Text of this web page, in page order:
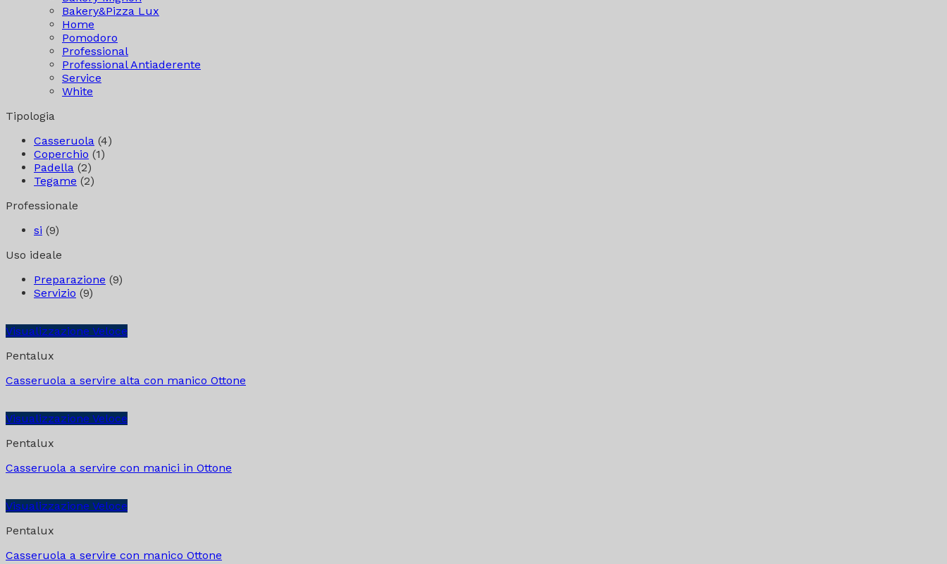
Bakery&Pizza Lux
Home
Pomodoro
Professional
Professional Antiaderente
Service
White
Tipologia
Casseruola (4)
Coperchio (1)
Padella (2)
Tegame (2)
Professionale
si (9)
Uso ideale
Preparazione (9)
Servizio (9)
Visualizzazione Veloce
Pentalux
Casseruola a servire alta con manico Ottone
Visualizzazione Veloce
Pentalux
Casseruola a servire con manici in Ottone
Visualizzazione Veloce
Pentalux
Casseruola a servire con manico Ottone